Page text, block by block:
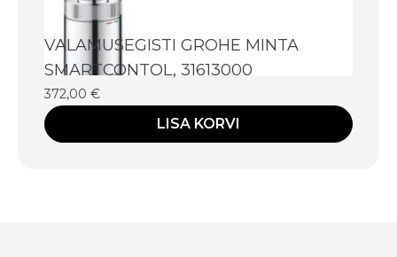
VALAMUSEGISTI GROHE MINTA
SMARTCONTOL, 31613000
372,00 €
LISA KORVI